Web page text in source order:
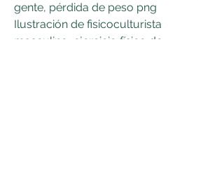
gente, pérdida de peso png
Ilustración de fisicoculturista
masculino, ejercicio físico de